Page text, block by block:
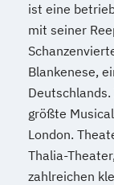
ist eine
mit seiner
Blankenese,
größte
London.
Thalia-
zahlreichen